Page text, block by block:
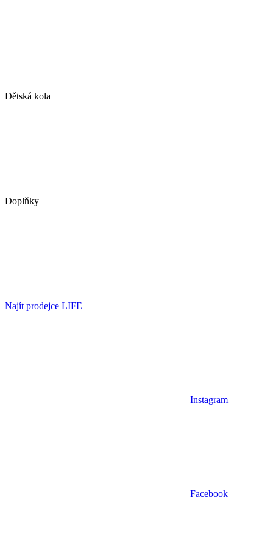
Dětská kola
Doplňky
Najít prodejce LIFE
Instagram
Facebook